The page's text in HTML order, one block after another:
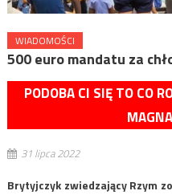
WIADOMOŚCI
500 euro mandatu za
PODOBA CI SIĘ TO CO
31 lipca 2022
Brytyjczyk zwiedzający Rzym